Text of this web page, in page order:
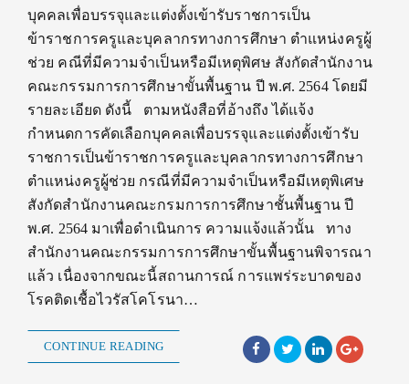
บุคคลเพื่อบรรจุและแต่งตั้งเข้ารับราชการเป็น
ข้าราชการครูและบุคลากรทางการศึกษา ตำแหน่งครูผู้
ช่วย คณีที่มีความจำเป็นหรือมีเหตุพิศษ สังกัดสำนักงาน
คณะกรรมการการศึกษาขั้นพื้นฐาน ปี พ.ศ. 2564 โดยมี
รายละเอียด ดังนี้ ตามหนังสือที่อ้างถึง ได้แจ้ง
กำหนดการคัดเลือกบุคคลเพื่อบรรจุและแต่งตั้งเข้ารับ
ราชการเป็นข้าราชการครูและบุคลากรทางการศึกษา
ตำแหน่งครูผู้ช่วย กรณีที่มีความจำเป็นหรือมีเหตุพิเศษ
สังกัดสำนักงานคณะกรมการการศึกษาชั้นพื้นฐาน ปี
พ.ศ. 2564 มาเพื่อดำเนินการ ความแจ้งแล้วนั้น ทาง
สำนักงานคณะกรรมการการศึกษาขั้นพื้นฐานพิจารณา
แล้ว เนื่องจากขณะนี้สถานการณ์ การแพร่ระบาดของ
โรคติดเชื้อไวรัสโคโรนา…
CONTINUE READING